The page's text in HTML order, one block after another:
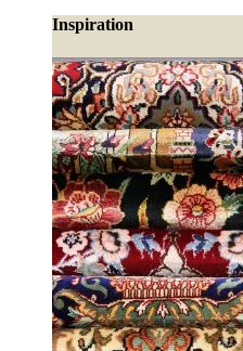
Inspiration